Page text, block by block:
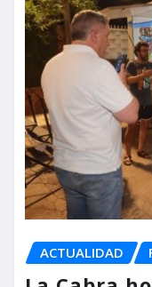
ACTUALIDAD